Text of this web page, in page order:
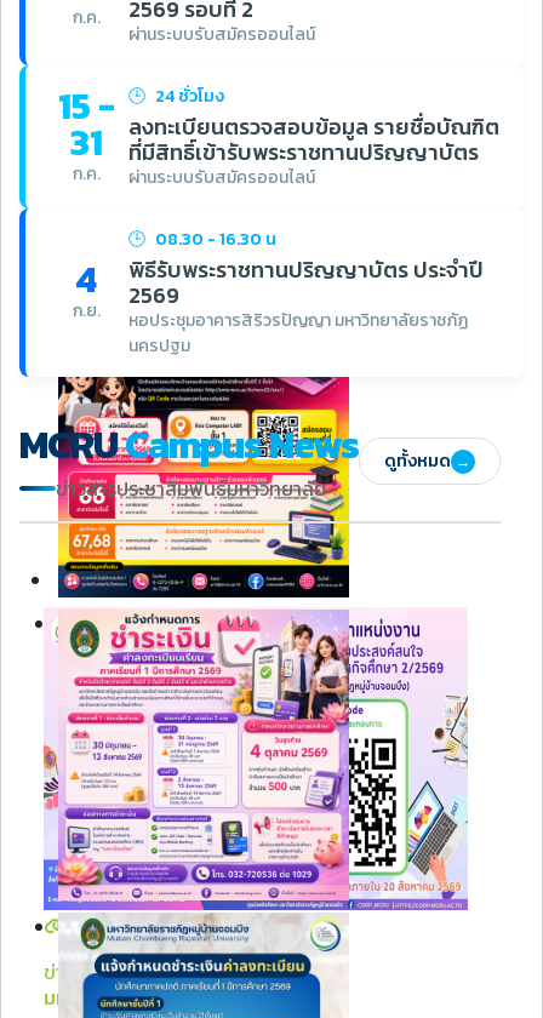
ก.ค. 2569 รอบที่ 2
ผ่านระบบรับสมัครออนไลน์
15 -
31
ก.ค.
🕒 24 ชั่วโมง
ลงทะเบียนตรวจสอบข้อมูล รายชื่อบัณฑิต
ที่มีสิทธิ์เข้ารับพระราชทานปริญญาบัตร
ผ่านระบบรับสมัครออนไลน์
4
ก.ย.
🕒 08.30 - 16.30 น
พิธีรับพระราชทานปริญญาบัตร ประจำปี
2569
หอประชุมอาคารสิริวรปัญญา มหาวิทยาลัยราชภัฏ
นครปฐม
MCRUCampus News
ข่าวสารประชาสัมพันธ์มหาวิทยาลัย
ดูทั้งหมด →
ข่าวประชาสัมพันธ์
มหาวิทยาลัยราชภัฏหมู่บ้าน...